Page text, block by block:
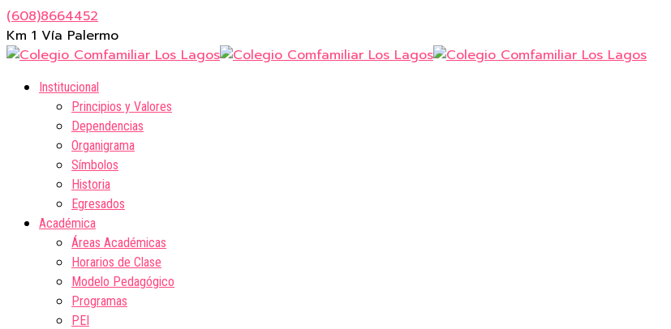
(608)8664452
Km 1 Vía Palermo
Institucional
Principios y Valores
Dependencias
Organigrama
Símbolos
Historia
Egresados
Académica
Áreas Académicas
Horarios de Clase
Modelo Pedagógico
Programas
PEI